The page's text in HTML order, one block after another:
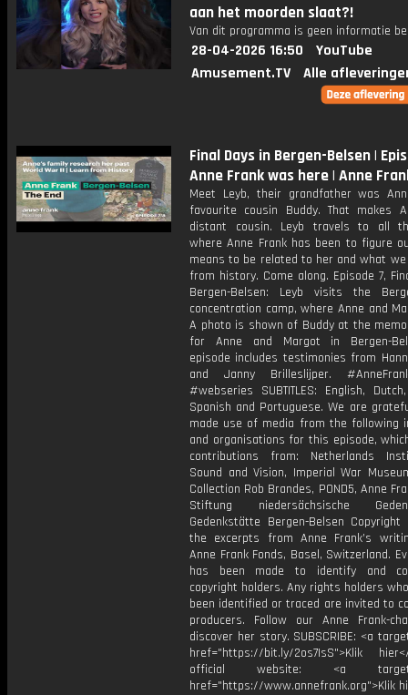
aan het moorden slaat?!
Van dit programma is geen informatie
28-04-2026 16:50
YouTube
Amusement.TV
Alle
Final Days in Bergen-Belsen |
Anne Frank was here | Anne
Meet Leyb, their grandfather was
favourite cousin Buddy. That makes
distant cousin. Leyb travels to all
where Anne Frank has been to figure
means to be related to her and what
from history. Come along. Episode 7,
Bergen-Belsen: Leyb visits the
concentration camp, where Anne and
A photo is shown of Buddy at the
for Anne and Margot in Bergen-
episode includes testimonies from
and Janny Brilleslijper.
#webseries SUBTITLES: English,
Spanish and Portuguese. We are
made use of media from the following
and organisations for this episode,
contributions from: Netherlands
Sound and Vision, Imperial War
Collection Rob Brandes, POND5, Anne
Stiftung niedersächsische
Gedenkstätte Bergen-Belsen
the excerpts from Anne Frank’s
Anne Frank Fonds, Basel, Switzerland.
has been made to identify and
copyright holders. Any rights holders
been identified or traced are invited to
producers. Follow our Anne Frank-
discover her story. SUBSCRIBE: <a
href="https://bit.ly/2os7IsS">Klik
official website: <a
href="https://www.annefrank.org">Klik